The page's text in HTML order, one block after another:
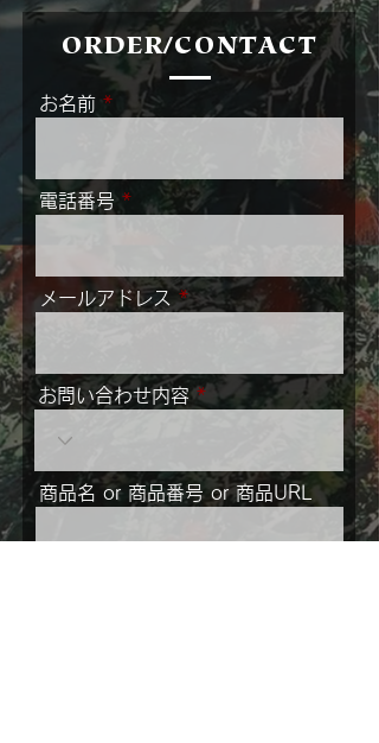
ORDER/CONTACT
お名前
電話番号
メールアドレス
お問い合わせ内容
商品名 or 商品番号 or 商品URL